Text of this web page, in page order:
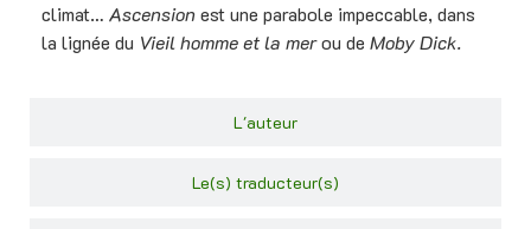
L'auteur
Le(s) traducteur(s)
climat… Ascensionest une parabole impeccable, dans
la lignée du Vieil homme et la merou de Moby Dick.